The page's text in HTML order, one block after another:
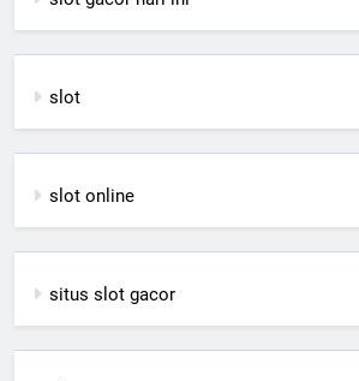
slot
slot online
situs slot gacor